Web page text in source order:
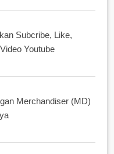
Subcribe, Like,
Youtube
Merchandiser (MD)